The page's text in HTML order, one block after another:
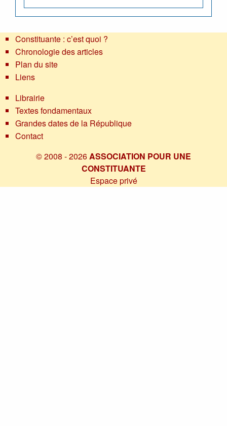
Constituante : c’est quoi ?
Chronologie des articles
Plan du site
Liens
Librairie
Textes fondamentaux
Grandes dates de la République
Contact
© 2008 - 2026ASSOCIATION POUR UNE
CONSTITUANTE
Espace privé